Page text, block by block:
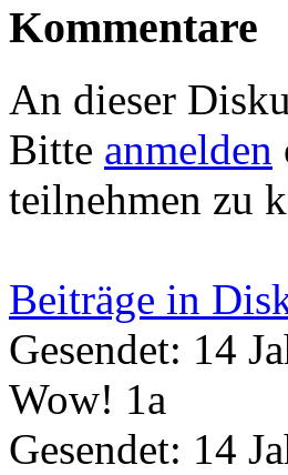
Kommentare
An dieser
Bitte anmelden
teilnehmen zu
Beiträge in
Gesendet: 14
Wow! 1a
Gesendet: 14